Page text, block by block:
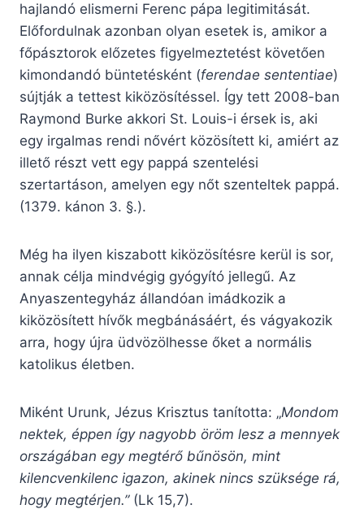
hajlandó elismerni Ferenc pápa legitimitását.
Előfordulnak azonban olyan esetek is, amikor a
főpásztorok előzetes figyelmeztetést követően
kimondandó büntetésként (ferendae sententiae)
sújtják a tettest kiközösítéssel. Így tett 2008-ban
Raymond Burke akkori St. Louis-i érsek is, aki
egy irgalmas rendi nővért közösített ki, amiért az
illető részt vett egy pappá szentelési
szertartáson, amelyen egy nőt szenteltek pappá.
(1379. kánon 3. §.).
Még ha ilyen kiszabott kiközösítésre kerül is sor,
annak célja mindvégig gyógyító jellegű. Az
Anyaszentegyház állandóan imádkozik a
kiközösített hívők megbánásáért, és vágyakozik
arra, hogy újra üdvözölhesse őket a normális
katolikus életben.
Miként Urunk, Jézus Krisztus tanította: „Mondom
nektek, éppen így nagyobb öröm lesz a mennyek
országában egy megtérő bűnösön, mint
kilencvenkilenc igazon, akinek nincs szüksége rá,
hogy megtérjen.”(Lk 15,7).